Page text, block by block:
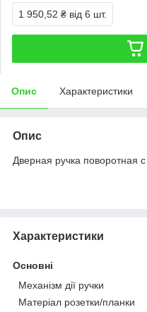
1 950,52 ₴ від 6 шт.
Опис Характеристики
Опис
Дверная ручка поворотная
Характеристики
Основні
Механізм дії ручки
Матеріал розетки/планки